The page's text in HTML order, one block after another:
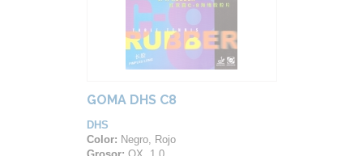
GOMA DHS C8
DHS
Color: Negro, Rojo